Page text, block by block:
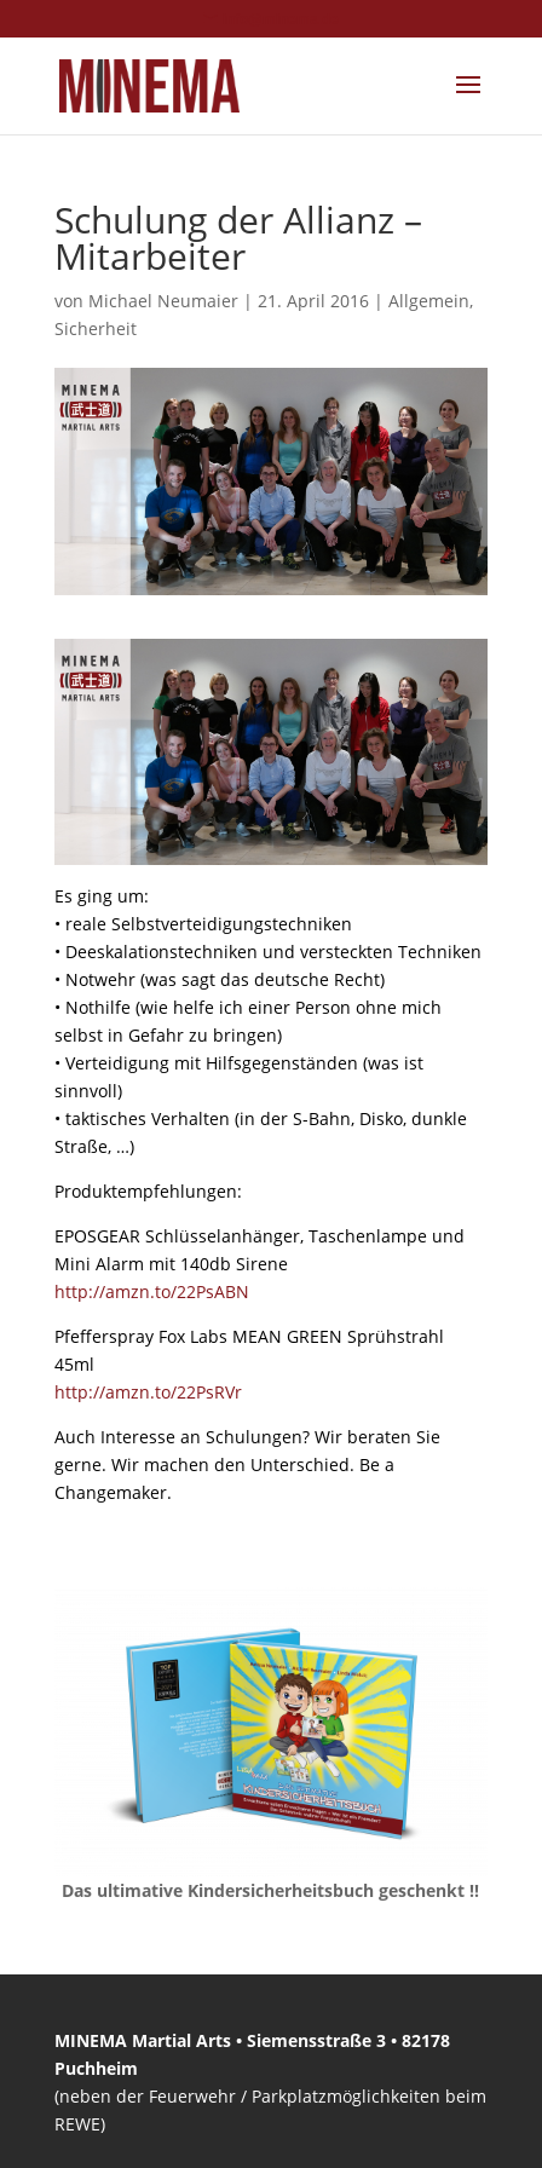
Schulung der Allianz –
Mitarbeiter
von Michael Neumaier| 21. April 2016| Allgemein,
Sicherheit
Es ging um:
• reale Selbstverteidigungstechniken
• Deeskalationstechniken und versteckten Techniken
• Notwehr (was sagt das deutsche Recht)
• Nothilfe (wie helfe ich einer Person ohne mich
selbst in Gefahr zu bringen)
• Verteidigung mit Hilfsgegenständen (was ist
sinnvoll)
• taktisches Verhalten (in der S-Bahn, Disko, dunkle
Straße, …)
Produktempfehlungen:
EPOSGEAR Schlüsselanhänger, Taschenlampe und
Mini Alarm mit 140db Sirene
http://amzn.to/22PsABN
Pfefferspray Fox Labs MEAN GREEN Sprühstrahl
45ml
http://amzn.to/22PsRVr
Auch Interesse an Schulungen? Wir beraten Sie
gerne. Wir machen den Unterschied. Be a
Changemaker.
Das ultimative Kindersicherheitsbuch geschenkt !!
MINEMA Martial Arts • Siemensstraße 3 • 82178
Puchheim
(neben der Feuerwehr / Parkplatzmöglichkeiten beim
REWE)